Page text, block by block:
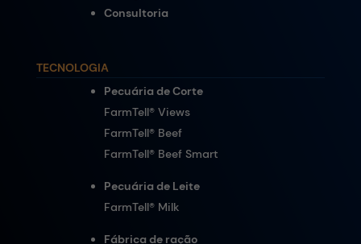
Consultoria
TECNOLOGIA
Pecuária de Corte
FarmTell® Views
FarmTell® Beef
FarmTell® Beef Smart
Pecuária de Leite
FarmTell® Milk
Fábrica de ração